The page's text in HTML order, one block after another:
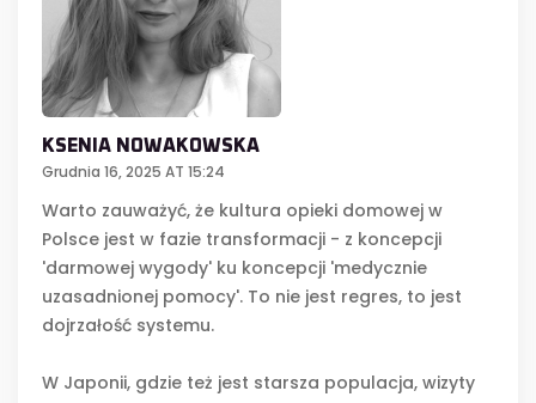
KSENIA NOWAKOWSKA
Grudnia 16, 2025 AT 15:24
Warto zauważyć, że kultura opieki domowej w
Polsce jest w fazie transformacji - z koncepcji
'darmowej wygody' ku koncepcji 'medycznie
uzasadnionej pomocy'. To nie jest regres, to jest
dojrzałość systemu.
W Japonii, gdzie też jest starsza populacja, wizyty